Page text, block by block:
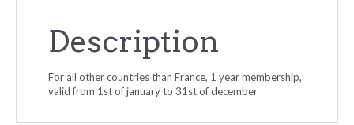
Description
For all other countries than France, 1 year membership,
valid from 1st of january to 31st of december